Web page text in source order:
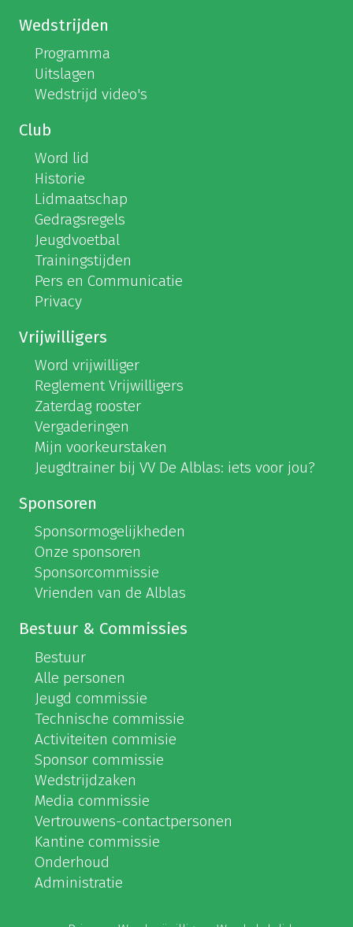
Wedstrijden
Programma
Uitslagen
Wedstrijd video's
Club
Word lid
Historie
Lidmaatschap
Gedragsregels
Jeugdvoetbal
Trainingstijden
Pers en Communicatie
Privacy
Vrijwilligers
Word vrijwilliger
Reglement Vrijwilligers
Zaterdag rooster
Vergaderingen
Mijn voorkeurstaken
Jeugdtrainer bij VV De Alblas: iets voor jou?
Sponsoren
Sponsormogelijkheden
Onze sponsoren
Sponsorcommissie
Vrienden van de Alblas
Bestuur & Commissies
Bestuur
Alle personen
Jeugd commissie
Technische commissie
Activiteiten commisie
Sponsor commissie
Wedstrijdzaken
Media commissie
Vertrouwens-contactpersonen
Kantine commissie
Onderhoud
Administratie